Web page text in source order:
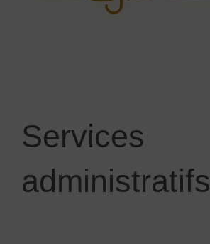
Services
administratifs